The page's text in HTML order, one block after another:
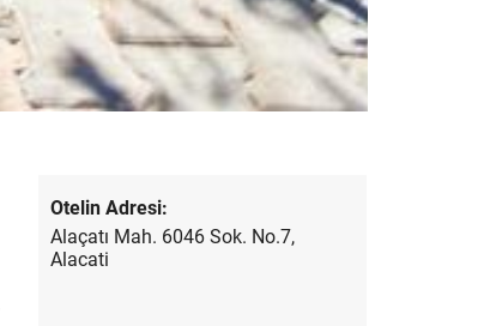
Otelin Adresi:
Alaçatı Mah. 6046 Sok. No.7,
Alacati